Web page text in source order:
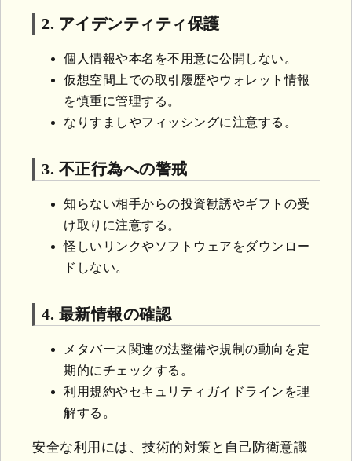
2. アイデンティティ保護
個人情報や本名を不用意に公開しない。
仮想空間上での取引履歴やウォレット情報
を慎重に管理する。
なりすましやフィッシングに注意する。
3. 不正行為への警戒
知らない相手からの投資勧誘やギフトの受
け取りに注意する。
怪しいリンクやソフトウェアをダウンロー
ドしない。
4. 最新情報の確認
メタバース関連の法整備や規制の動向を定
期的にチェックする。
利用規約やセキュリティガイドラインを理
解する。
安全な利用には、技術的対策と自己防衛意識